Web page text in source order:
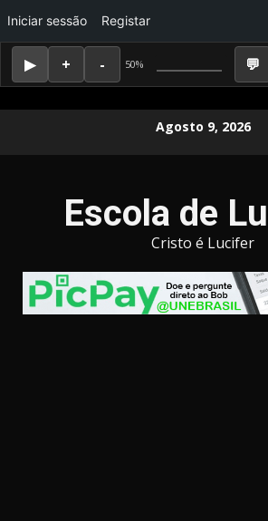
50%
Iniciar sessão Registar
Agosto 9, 2026
Escola de
Cristo é Lucifer